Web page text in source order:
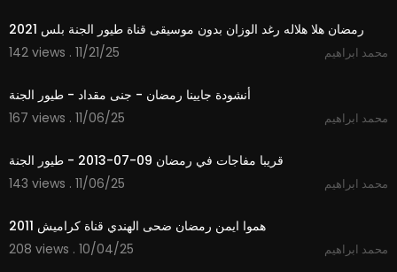
رمضان هلا هلاله رغد الوزان بدون موسيقى قناة طيور الجنة بلس 2021
142 views . 11/21/25
محمد ابراهيم
أنشودة جايينا رمضان - جنى مقداد - طيور الجنة
167 views . 11/06/25
محمد ابراهيم
قريبا مفاجات في رمضان 09-07-2013 - طيور الجنة
143 views . 11/06/25
محمد ابراهيم
هموا ايمن رمضان ضحى الهندي قناة كراميش 2011
208 views . 10/04/25
محمد ابراهيم